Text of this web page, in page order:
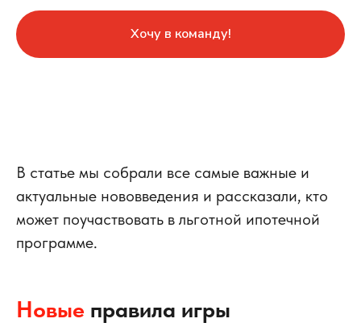
Хочу в команду!
В статье мы собрали все самые важные и
актуальные нововведения и рассказали, кто
может поучаствовать в льготной ипотечной
программе.
Новые правила игры